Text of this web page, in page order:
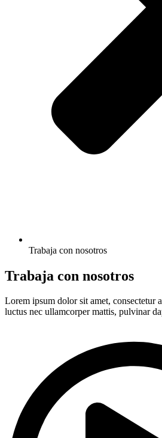
Trabaja con nosotros
Trabaja con nosotros
Lorem ipsum dolor sit amet, consectetur
luctus nec ullamcorper mattis, pulvinar